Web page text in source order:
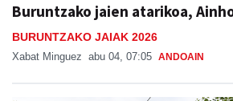
Buruntzako jaien atarikoa,
BURUNTZAKO JAIAK 2026
Xabat Minguez abu 04, 07:05 ANDOAIN